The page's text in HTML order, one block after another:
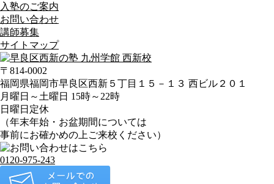
入塾のご案内
お問い合わせ
講師募集
サイトマップ
〒814-0002
福岡県福岡市早良区西新５丁目１５－１３ 西ビル２０１
月曜日～土曜日 15時～22時
日曜日定休
（年末年始・お盆期間については
事前にお確かめの上ご来校ください）
0120-975-243